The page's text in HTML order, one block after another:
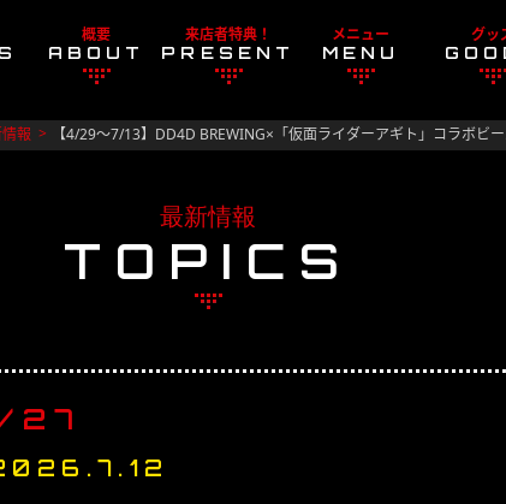
概要
ABOUT
来店者特典！
PRESENT
メニュー
MENU
グッ
報 【4/29～7/13】DD4D BREWING×「仮面ライダーアギト」コラボビ
最新情報
TOPICS
27